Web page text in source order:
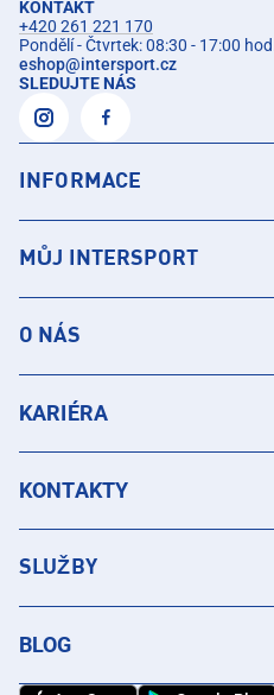
KONTAKT
+420 261 221 170
Pondělí - Čtvrtek: 08:30 - 17:00
eshop@intersport.cz
SLEDUJTE NÁS
INFORMACE
MŮJ INTERSPORT
O NÁS
KARIÉRA
KONTAKTY
SLUŽBY
BLOG